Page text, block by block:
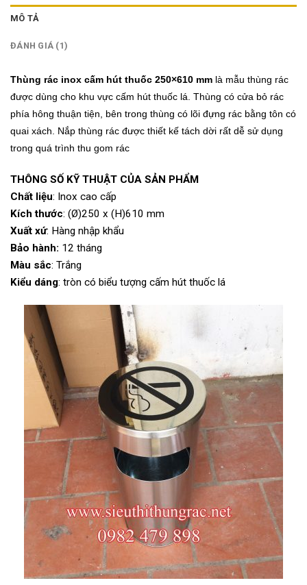
MÔ TẢ
ĐÁNH GIÁ (1)
Thùng rác inox cấm hút thuốc 250×610 mm là mẫu thùng rác
được dùng cho khu vực cấm hút thuốc lá. Thùng có cửa bỏ rác
phía hông thuận tiện, bên trong thùng có lõi đựng rác bằng tôn có
quai xách. Nắp thùng rác được thiết kế tách dời rất dễ sử dụng
trong quá trình thu gom rác
THÔNG SỐ KỸ THUẬT CỦA SẢN PHẨM
Chất liệu: Inox cao cấp
Kích thước: (Ø)250 x (H)610 mm
Xuất xứ: Hàng nhập khẩu
Bảo hành: 12 tháng
Màu sắc: Trắng
Kiểu dáng: tròn có biểu tượng cấm hút thuốc lá